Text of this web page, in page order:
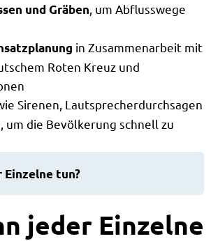
und Gräben , um Abflusswege
in Zusammenarbeit mit
Roten Kreuz und
Sirenen, Lautsprecherdurchsagen
um die Bevölkerung schnell zu
Einzelne tun?
jeder Einzelne